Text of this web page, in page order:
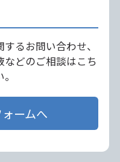
るお問い合わせ、
どのご相談はこち
ームへ